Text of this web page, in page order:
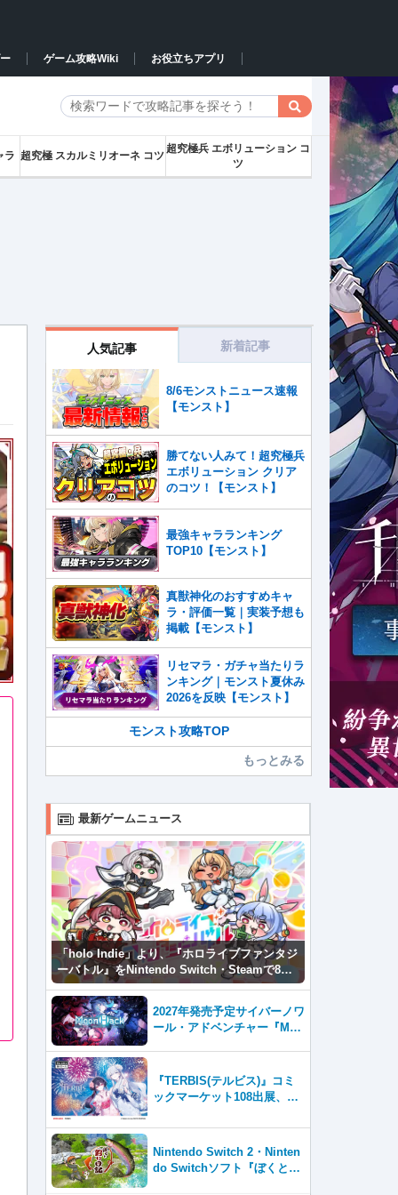
ゲーム攻略Wiki お役立ちアプリ
ラ 超究極 スカルミリオーネ コツ
超究極兵 エボリューション コ
ツ
人気記事 新着記事
8/6モンストニュース速報
【モンスト】
勝てない人みて！超究極兵
エボリューション クリア
のコツ！【モンスト】
最強キャラランキング
TOP10【モンスト】
真獣神化のおすすめキャ
ラ・評価一覧｜実装予想も
掲載【モンスト】
リセマラ・ガチャ当たりラ
ンキング｜モンスト夏休み
2026を反映【モンスト】
モンスト攻略TOP
もっとみる
最新ゲームニュース
「holo Indie」より、『ホロライブファンタジ
ーバトル』をNintendo Switch・Steamで8月7
日発売！
2027年発売予定サイバーノワ
ール・アドベンチャー『Moo
『TERBIS(テルビス)』コミ
ックマーケット108出展、日
強化
Nintendo Switch 2・Ninten
do Switchソフト『ぼくと釣